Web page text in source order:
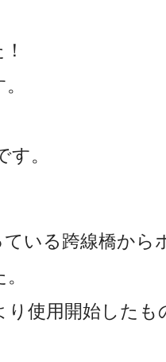
。
いる跨線橋から
り使用開始した